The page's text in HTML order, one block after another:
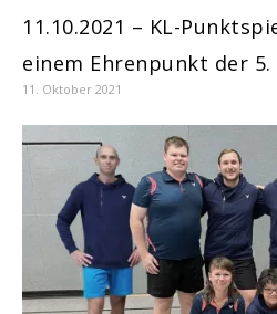
11.10.2021 – KL-
einem Ehrenpunkt der
11. Oktober 2021